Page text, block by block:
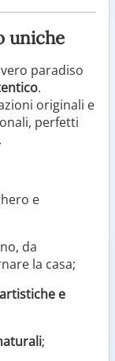
uniche
paradiso
.
originali e
perfetti
e
da
la casa;
e
;